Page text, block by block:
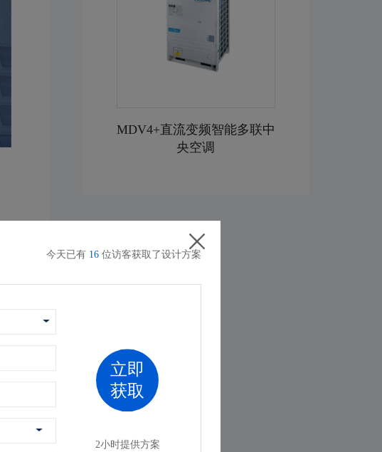
MDV4+直流变频智能多联中
央空调
今天已有 16 位访客获取了设计方案
立即
获取
2小时提供方案